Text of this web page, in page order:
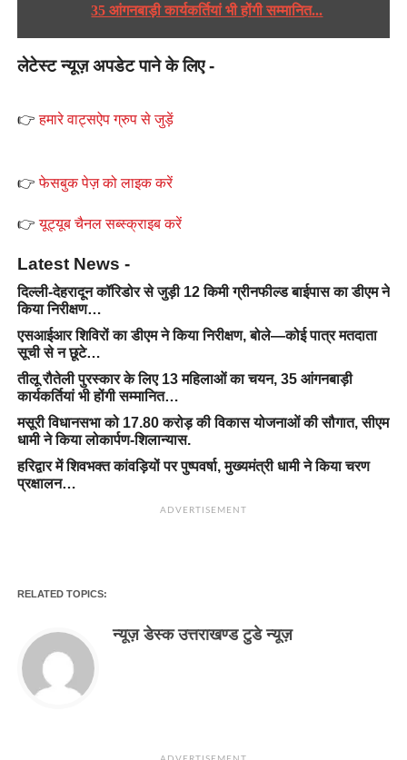
35 आंगनबाड़ी कार्यकर्तियां भी होंगी सम्मानित...
लेटेस्ट न्यूज़ अपडेट पाने के लिए -
👉हमारे वाट्सऐप ग्रुप से जुड़ें
👉फेसबुक पेज़ को लाइक करें
👉यूट्यूब चैनल सब्स्क्राइब करें
Latest News -
दिल्ली-देहरादून कॉरिडोर से जुड़ी 12 किमी ग्रीनफील्ड बाईपास का डीएम ने
किया निरीक्षण…
एसआईआर शिविरों का डीएम ने किया निरीक्षण, बोले—कोई पात्र मतदाता
सूची से न छूटे…
तीलू रौतेली पुरस्कार के लिए 13 महिलाओं का चयन, 35 आंगनबाड़ी
कार्यकर्तियां भी होंगी सम्मानित…
मसूरी विधानसभा को 17.80 करोड़ की विकास योजनाओं की सौगात, सीएम
धामी ने किया लोकार्पण-शिलान्यास.
हरिद्वार में शिवभक्त कांवड़ियों पर पुष्पवर्षा, मुख्यमंत्री धामी ने किया चरण
प्रक्षालन…
ADVERTISEMENT
RELATED TOPICS:
न्यूज़ डेस्क उत्तराखण्ड टुडे न्यूज़